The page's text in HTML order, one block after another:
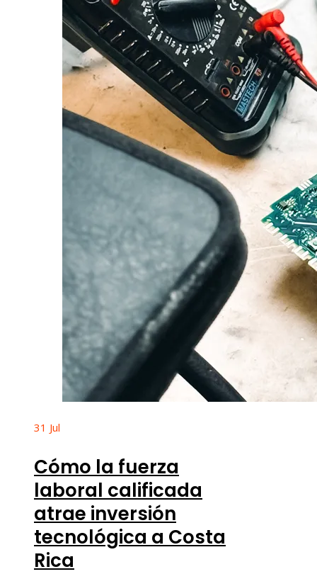
31 Jul
Cómo la fuerza
laboral calificada
atrae inversión
tecnológica a Costa
Rica